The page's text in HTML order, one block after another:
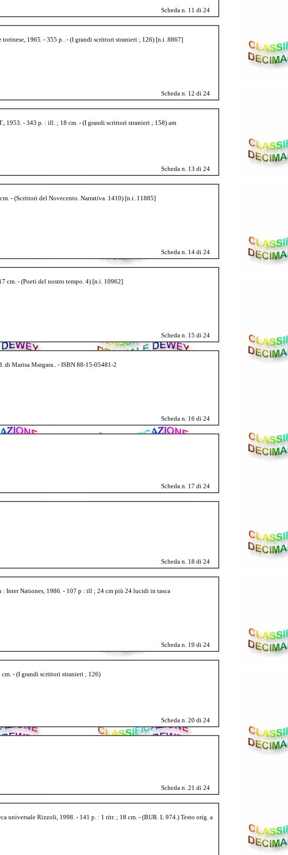
Scheda n. 11 di 24
1965. - 355 p.. - (I grandi scrittori stranieri ; 126) [n.i. 8867]
Scheda n. 12 di 24
1953. - 343 p. : ill. ; 18 cm. - (I grandi scrittori stranieri ; 158) am
Scheda n. 13 di 24
- (Scrittori del Novecento. Narrativa. 1410) [n.i. 11885]
Scheda n. 14 di 24
cm. - (Poeti del nostro tempo. 4) [n.i. 10962]
Scheda n. 15 di 24
di Marisa Margara.. - ISBN 88-15-05481-2
Scheda n. 16 di 24
Scheda n. 17 di 24
Scheda n. 18 di 24
: Inter Nationes, 1986. - 107 p : ill ; 24 cm più 24 lucidi in tasca
Scheda n. 19 di 24
- (I grandi scrittori stranieri ; 126)
Scheda n. 20 di 24
Scheda n. 21 di 24
Rizzoli, 1998. - 141 p. : 1 ritr. ; 18 cm. - (BUR. L 974.) Testo orig. a